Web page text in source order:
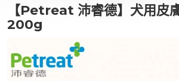
【Petreat 沛睿德】犬用皮
200g